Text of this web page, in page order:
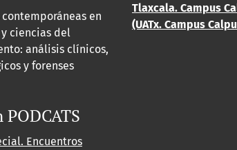
en
ciencias del
análisis clínicos,
y forenses
Tlaxcala. Campus
(UATx. Campus
PODCATS
Encuentros